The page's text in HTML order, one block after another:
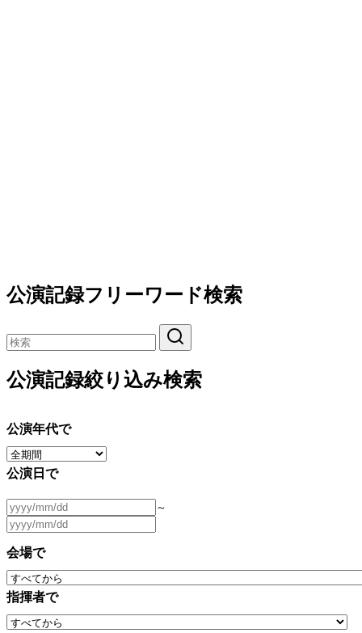
公演記録フリーワード検索
公演記録絞り込み検索
公演年代で
公演日で
～
会場で
指揮者で